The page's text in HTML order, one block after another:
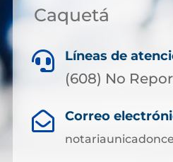
Caquetá
 Líneas de
(608) No
 Correo